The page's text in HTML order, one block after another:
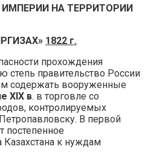
НА ТЕРРИТОРИИ
1822 г.
прохождения
степь правительство России
содержать вооруженные
XIX в. в торговле со
контролируемых
В первой
постепенное
Казахстана к нуждам